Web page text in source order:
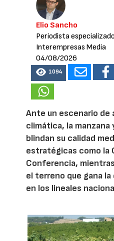
Elio Sancho
Periodista
Interempresas Media
04/08/2026
1094
Ante un escenario de
climática, la manzana
blindan su calidad
estratégicas como la
Conferencia,
el terreno que gana
en los lineales